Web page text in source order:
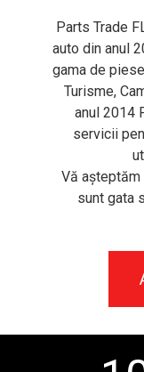
Parts Trade
auto din anul
gama de
Turisme,
anul 2014
servicii
Vă
sunt gata